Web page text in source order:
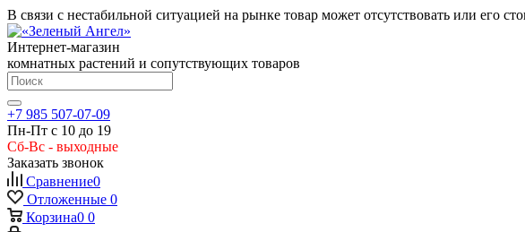
В связи с нестабильной ситуацией на рынке товар может отсутствовать или его
Интернет-магазин
комнатных растений и сопутствующих товаров
+7 985 507-07-09
Пн-Пт с 10 до 19
Сб-Вс - выходные
Заказать звонок
Сравнение0
Отложенные 0
Корзина0 0